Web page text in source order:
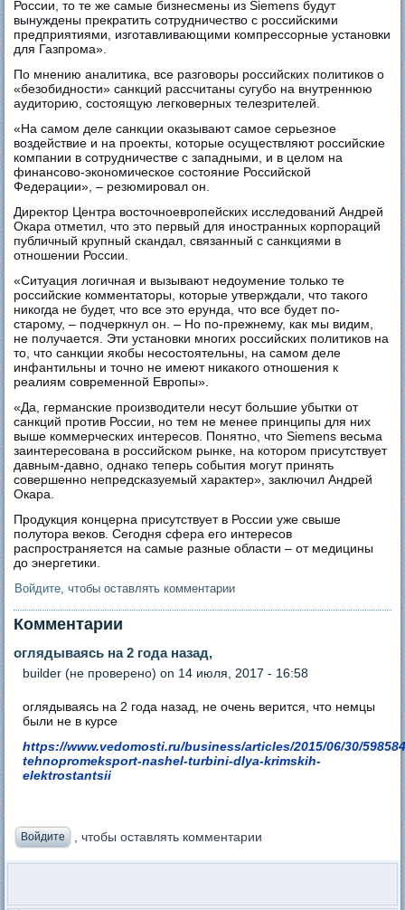
России, то те же самые бизнесмены из Siemens будут
вынуждены прекратить сотрудничество с российскими
предприятиями, изготавливающими компрессорные установки
для Газпрома».
По мнению аналитика, все разговоры российских политиков о
«безобидности» санкций рассчитаны сугубо на внутреннюю
аудиторию, состоящую легковерных телезрителей.
«На самом деле санкции оказывают самое серьезное
воздействие и на проекты, которые осуществляют российские
компании в сотрудничестве с западными, и в целом на
финансово-экономическое состояние Российской
Федерации», – резюмировал он.
Директор Центра восточноевропейских исследований Андрей
Окара отметил, что это первый для иностранных корпораций
публичный крупный скандал, связанный с санкциями в
отношении России.
«Ситуация логичная и вызывают недоумение только те
российские комментаторы, которые утверждали, что такого
никогда не будет, что все это ерунда, что все будет по-
старому, – подчеркнул он. – Но по-прежнему, как мы видим,
не получается. Эти установки многих российских политиков на
то, что санкции якобы несостоятельны, на самом деле
инфантильны и точно не имеют никакого отношения к
реалиям современной Европы».
«Да, германские производители несут большие убытки от
санкций против России, но тем не менее принципы для них
выше коммерческих интересов. Понятно, что Siemens весьма
заинтересована в российском рынке, на котором присутствует
давным-давно, однако теперь события могут принять
совершенно непредсказуемый характер», заключил Андрей
Окара.
Продукция концерна присутствует в России уже свыше
полутора веков. Сегодня сфера его интересов
распространяется на самые разные области – от медицины
до энергетики.
Войдите, чтобы оставлять комментарии
Комментарии
оглядываясь на 2 года назад,
builder (не проверено) on 14 июля, 2017 - 16:58
оглядываясь на 2 года назад, не очень верится, что немцы
были не в курсе
https://www.vedomosti.ru/business/articles/2015/06/30/
tehnopromeksport-nashel-turbini-dlya-krimskih-
elektrostantsii
Войдите , чтобы оставлять комментарии